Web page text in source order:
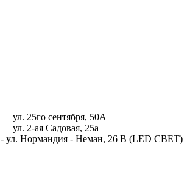
— ул. 25го сентября, 50А
— ул. 2-ая Садовая, 25а
- ул. Нормандия - Неман, 26 В (LED СВЕТ)